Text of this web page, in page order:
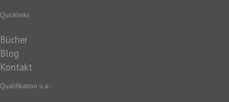
Quicklinks
Bücher
Blog
Kontakt
Qualifikation u.a.: